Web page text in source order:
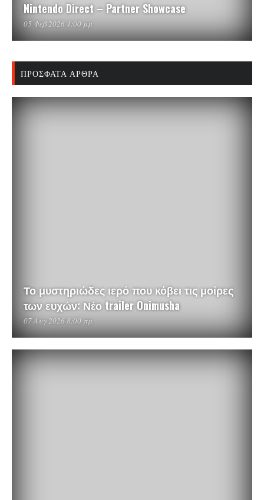
Nintendo Direct – Partner Showcase
05 Φεβ 2026 4:00 μμ
ΠΡΌΣΦΑΤΑ ΆΡΘΡΑ
Το μυστηριώδες ιερό που κόβει τις μοίρες
των ευχών: Νέο trailer Onimusha
07 Αυγ 2026 8:00 πμ